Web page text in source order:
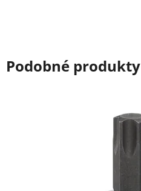
Podobné produkty